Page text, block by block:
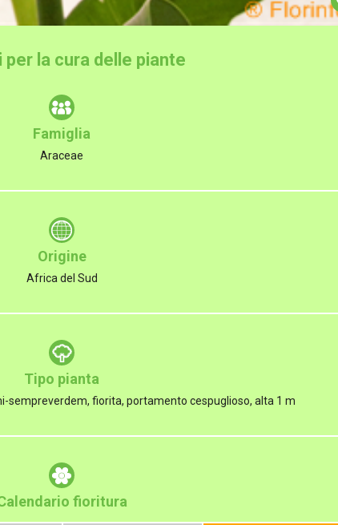
per la cura delle piante
Famiglia
Araceae
Origine
Africa del Sud
Tipo pianta
sempreverdem, fiorita, portamento cespuglioso, alta 1 m
fioritura